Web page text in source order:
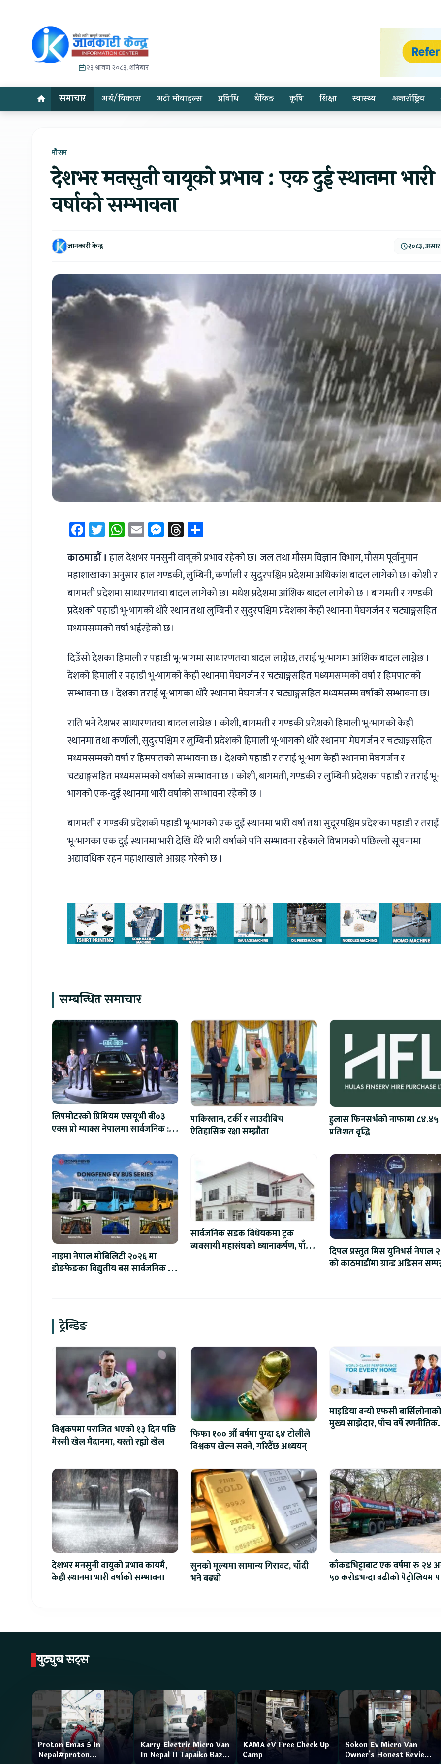
२३ श्रावण २०८३, शनिबार
समाचार अर्थ/विकास अटो मोवाइल्स प्रविधि बैंकिङ कृषि शिक्षा स्वास्थ्य अन्तर्राष्ट्रिय
मोेैसम
देशभर मनसुनी वायूको प्रभाव : एक दुई स्थानमा भारी
वर्षाको सम्भावना
जानकारी केन्द्र २०८३,
Facebook
Twitter
WhatsApp
EmailMessenger
Threads
काठमाडौं । हाल देशभर मनसुनी वायूको प्रभाव रहेको छ। जल तथा मौसम विज्ञान विभाग, मौसम पूर्वानुमान
महाशाखाका अनुसार हाल गण्डकी, लुम्बिनी, कर्णाली र सुदुरपश्चिम प्रदेशमा अधिकांश बादल लागेको छ। कोशी र
बागमती प्रदेशमा साधारणतया बादल लागेको छ। मधेश प्रदेशमा आंशिक बादल लागेको छ । बागमती र गण्डकी
प्रदेशको पहाडी भू-भागको थोरै स्थान तथा लुम्बिनी र सुदुरपश्चिम प्रदेशका केही स्थानमा मेघगर्जन र चट्याङ्गसहित
मध्यमसम्मको वर्षा भईरहेको छ।‌
दिउँसो देशका हिमाली र पहाडी भू-भागमा साधारणतया बादल लाग्नेछ, तराई भू-भागमा आंशिक बादल लाग्नेछ ।
देशको हिमाली र पहाडी भू-भागको केही स्थानमा मेघगर्जन र चट्याङ्गसहित मध्यमसम्मको वर्षा र हिमपातको
सम्भावना छ । देशका तराई भू-भागका थोरै स्थानमा मेघगर्जन र चट्याङ्गसहित मध्यमसम्म वर्षाको सम्भावना छ।
राति भने देशभर साधारणतया बादल लाग्नेछ । कोशी, बागमती र गण्डकी प्रदेशको हिमाली भू-भागको केही
स्थानमा तथा कर्णाली, सुदुरपश्चिम र लुम्बिनी प्रदेशको हिमाली भू-भागको थोरै स्थानमा मेघगर्जन र चट्याङ्गसहित
मध्यमसम्मको वर्षा र हिमपातको सम्भावना छ । देशको पहाडी र तराई भू-भाग केही स्थानमा मेघगर्जन र
चट्याङ्गसहित मध्यमसम्मको वर्षाको सम्भावना छ । कोशी, बागमती, गण्डकी र लुम्बिनी प्रदेशका पहाडी र तराई भू-
भागको एक-दुई स्थानमा भारी वर्षाको सम्भावना रहेको छ ।
बागमती र गण्डकी प्रदेशको पहाडी भू-भागको एक दुई स्थानमा भारी वर्षा तथा सुदूरपश्चिम प्रदेशका पहाडी र तराई
भू-भागका एक दुई स्थानमा भारी देखि धेरै भारी वर्षाको पनि सम्भावना रहेकाले विभागको पछिल्लो सूचनामा
अद्यावधिक रहन महाशाखाले आग्रह गरेको छ ।
सम्बन्धित समाचार
लिपमोटरको प्रिमियम एसयूभी बी०३
एक्स प्रो म्याक्स नेपालमा सार्वजनिक :
लाखको विशेष अफर
पाकिस्तान, टर्की र साउदीबिच
ऐतिहासिक रक्षा सम्झौता
हुलास फिनसर्भको नाफामा ८४.४५
प्रतिशत वृद्धि
नाइमा नेपाल मोबिलिटी २०२६ मा
डोङफेङका विद्युतीय बस सार्वजनिक हुने
सार्वजनिक सडक विधेयकमा ट्रक
व्यवसायी महासंघको ध्यानाकर्षण, पाँच
दिपल प्रस्तुत मिस युनिभर्स नेपाल
को काठमाडौंमा ग्रान्ड अडिसन
ट्रेन्डिङ
विश्वकपमा पराजित भएको १३ दिन पछि
मेस्सी खेल मैदानमा, यस्तो रह्यो खेल
फिफा १०० औं बर्षमा पुग्दा ६४ टोलीले
विश्वकप खेल्न सक्ने, गरिदैँछ अध्ययन्
माइडिया बन्यो एफसी बार्सिलोनाको
मुख्य साझेदार, पाँच वर्षे रणनीतिक
देशभर मनसुनी वायुको प्रभाव कायमै,
केही स्थानमा भारी वर्षाको सम्भावना
सुनको मूल्यमा सामान्य गिरावट, चाँदी
भने बढ्यो
काँकडभिट्टाबाट एक वर्षमा रु २४
५० करोडभन्दा बढीको पेट्रोलियम
युट्युब सट्स
Proton Emas 5 In
Nepal#proton
Karry Electric Micro Van
In Nepal II Tapaiko Bazar
KAMA eV Free Check Up
Camp
Sokon Ev Micro Van
Owner's Honest Review